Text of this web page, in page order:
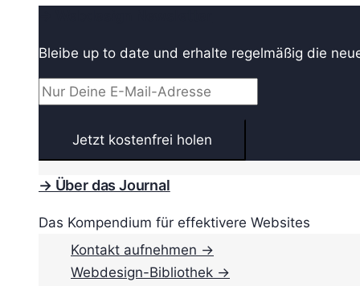
Bleibe up to date und erhalte regelmäßig die
→ Über das Journal
Das Kompendium für effektivere Websites
Kontakt aufnehmen →
Webdesign-Bibliothek →